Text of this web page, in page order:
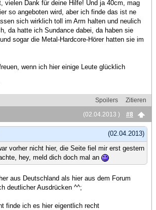
vielen Dank für deine Hilfe! Und ja 40cm, mag
so angeboten wird, aber ich finde das ist ne
sich wirklich toll im Arm halten und neulich
da hatte ich Sundance dabei, da haben sie
sogar die Metal-Hardcore-Hörer hatten sie im
wenn ich hier einige Leute glücklich
Spoilers
Zitieren
(02.04.2013 )
#8
(02.04.2013)
vorher nicht hier, die Seite fiel mir erst gestern
hey, meld dich doch mal an
aus Deutschland als hier aus dem Forum
deutlicher Ausdrücken ^^;
finde ich es hier eigentlich recht